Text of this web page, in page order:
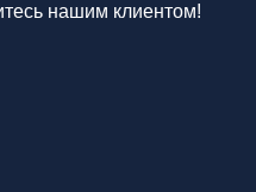
нашим клиентом!